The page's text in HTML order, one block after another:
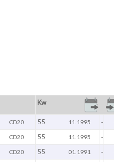
Kw
CD20 55 11.1995 -
CD20 55 11.1995 -
CD20 55 01.1991 -